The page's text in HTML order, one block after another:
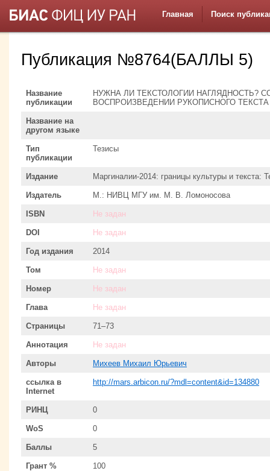
Главная Поиск
Публикация №8764(БАЛЛЫ 5)
Название
публикации
НУЖНА ЛИ ТЕКСТОЛОГИИ НАГЛЯДНОСТЬ?
ВОСПРОИЗВЕДЕНИИ РУКОПИСНОГО
Название на
другом языке
Тип
публикации
Тезисы
Издание Маргиналии-2014: границы культуры и
Издатель М.: НИВЦ МГУ им. М. В. Ломоносова
ISBN Не задан
DOI Не задан
Год издания 2014
Том Не задан
Номер Не задан
Глава Не задан
Страницы 71–73
Аннотация Не задан
Авторы Михеев Михаил Юрьевич
ссылка в
Internet
http://mars.arbicon.ru/?mdl=content&id=134880
РИНЦ 0
WoS 0
Баллы 5
Грант % 100